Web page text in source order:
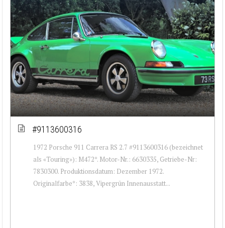
#9113600316
1972 Porsche 911 Carrera RS 2.7 #9113600316 (bezeichnet
als «Touring»): M472*. Motor-Nr.: 6630335, Getriebe-Nr:
7830300. Produktionsdatum: Dezember 1972.
Originalfarbe*: 3838, Vipergrün Innenausstatt...